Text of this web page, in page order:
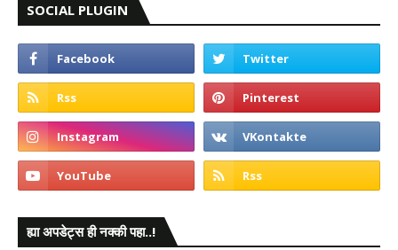
SOCIAL PLUGIN
ह्या अपडेट्स ही नक्की पहा..!